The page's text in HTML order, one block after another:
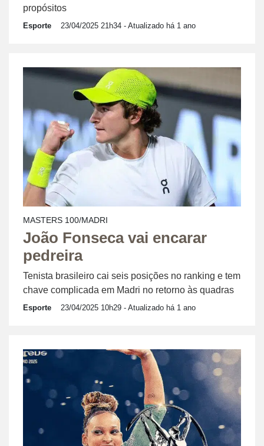
propósitos
Esporte 23/04/2025 21h34 - Atualizado há 1 ano
MASTERS 100/MADRI
João Fonseca vai encarar
pedreira
Tenista brasileiro cai seis posições no ranking e tem
chave complicada em Madri no retorno às quadras
Esporte 23/04/2025 10h29 - Atualizado há 1 ano